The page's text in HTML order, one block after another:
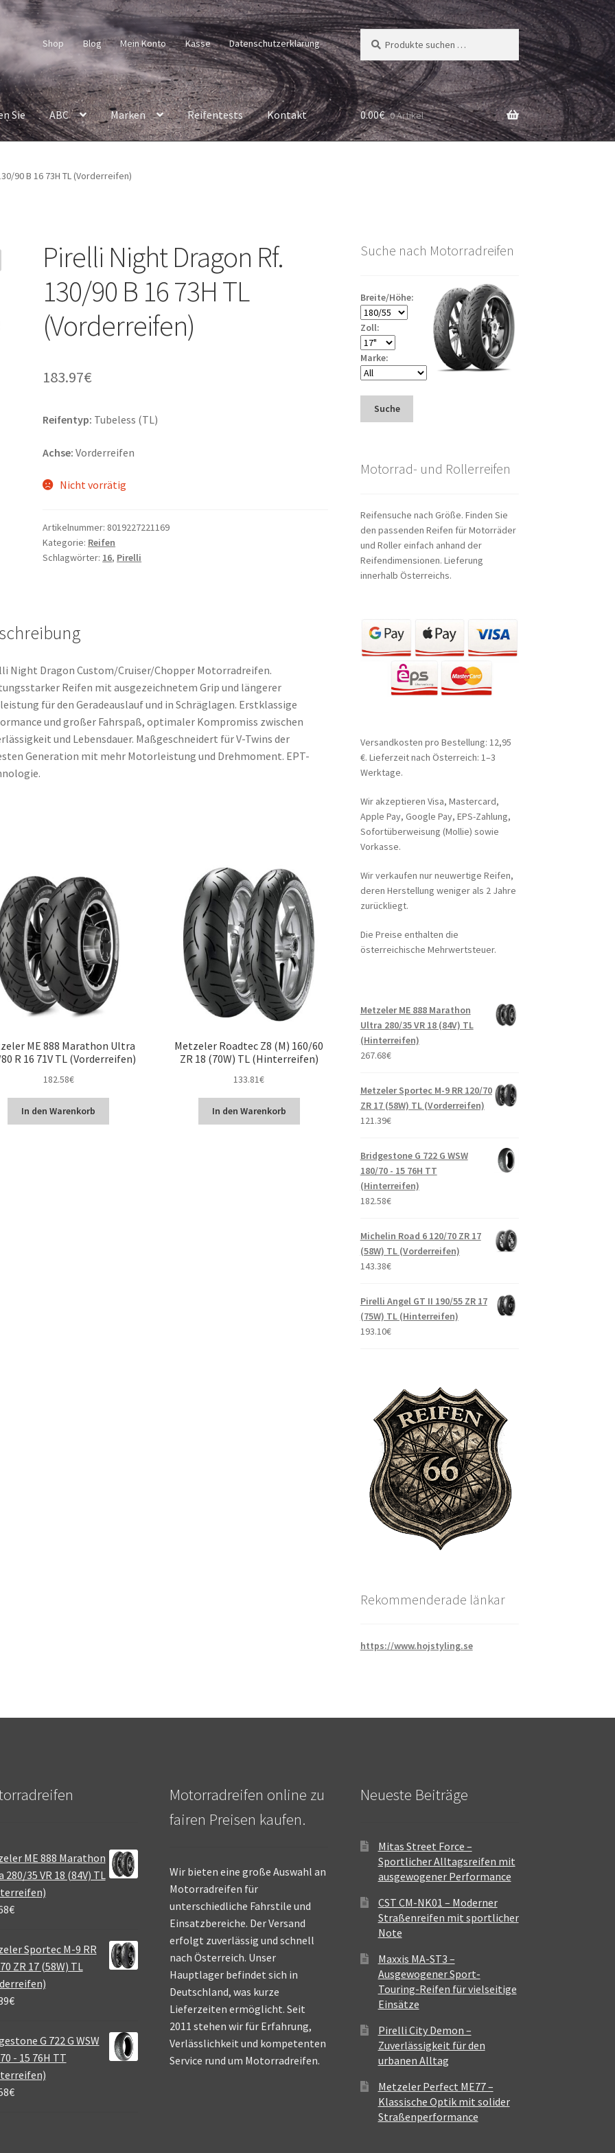
Shop Blog Mein Konto Kasse Datenschutzerklärung
Suchen
nach:
Suchen
Sie ABC Marken Reifentests Kontakt 0.00€ 0 Artikel
90 B 16 73H TL (Vorderreifen)
Pirelli Night Dragon Rf.
130/90 B 16 73H TL
(Vorderreifen)
183.97€
Reifentyp: Tubeless (TL)
Achse: Vorderreifen
Nicht vorrätig
Artikelnummer: 8019227221169
Kategorie: Reifen
Schlagwörter: 16, Pirelli
Night Dragon Custom/Cruiser/Chopper Motorradreifen.
Reifen mit ausgezeichnetem Grip und längerer
für den Geradeauslauf und in Schräglagen. Erstklassige
und großer Fahrspaß, optimaler Kompromiss zwischen
und Lebensdauer. Maßgeschneidert für V-Twins der
Generation mit mehr Motorleistung und Drehmoment. EPT-
ME 888 Marathon Ultra
R 16 71V TL (Vorderreifen)
182.58€
In den Warenkorb
Metzeler Roadtec Z8 (M) 160/60
ZR 18 (70W) TL (Hinterreifen)
133.81€
In den Warenkorb
Suche nach Motorradreifen
Breite/Höhe:
Zoll:
Marke:
Suche
Motorrad- und Rollerreifen
Reifensuche nach Größe. Finden Sie
den passenden Reifen für Motorräder
und Roller einfach anhand der
Reifendimensionen. Lieferung
innerhalb Österreichs.
Versandkosten pro Bestellung: 12,95
€. Lieferzeit nach Österreich: 1–3
Werktage.
Wir akzeptieren Visa, Mastercard,
Apple Pay, Google Pay, EPS-Zahlung,
Sofortüberweisung (Mollie) sowie
Vorkasse.
Wir verkaufen nur neuwertige Reifen,
deren Herstellung weniger als 2 Jahre
zurückliegt.
Die Preise enthalten die
österreichische Mehrwertsteuer.
Metzeler ME 888 Marathon
Ultra 280/35 VR 18 (84V) TL
(Hinterreifen)
267.68€
Metzeler Sportec M-9 RR 120/70
ZR 17 (58W) TL (Vorderreifen)
121.39€
Bridgestone G 722 G WSW
180/70 - 15 76H TT
(Hinterreifen)
182.58€
Michelin Road 6 120/70 ZR 17
(58W) TL (Vorderreifen)
143.38€
Pirelli Angel GT II 190/55 ZR 17
(75W) TL (Hinterreifen)
193.10€
Rekommenderade länkar
https://www.hojstyling.se
ME 888 Marathon
280/35 VR 18 (84V) TL
€
Sportec M-9 RR
ZR 17 (58W) TL
€
G 722 G WSW
- 15 76H TT
€
Motorradreifen online zu
fairen Preisen kaufen.
Wir bieten eine große Auswahl an
Motorradreifen für
unterschiedliche Fahrstile und
Einsatzbereiche. Der Versand
erfolgt zuverlässig und schnell
nach Österreich. Unser
Hauptlager befindet sich in
Deutschland, was kurze
Lieferzeiten ermöglicht. Seit
2011 stehen wir für Erfahrung,
Verlässlichkeit und kompetenten
Service rund um Motorradreifen.
Neueste Beiträge
Mitas Street Force –
Sportlicher Alltagsreifen mit
ausgewogener Performance
CST CM-NK01 – Moderner
Straßenreifen mit sportlicher
Note
Maxxis MA-ST3 –
Ausgewogener Sport-
Touring-Reifen für vielseitige
Einsätze
Pirelli City Demon –
Zuverlässigkeit für den
urbanen Alltag
Metzeler Perfect ME77 –
Klassische Optik mit solider
Straßenperformance